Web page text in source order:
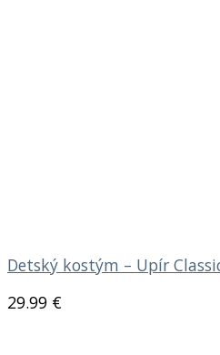
Detský kostým – Upír
29.99 €